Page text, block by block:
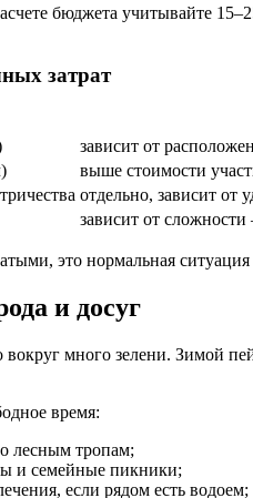
бюджета учитывайте
затрат
зависит от
выше стоимости
отдельно, зависит от
зависит от
это нормальная
и досуг
вокруг много зелени. Зимой
время:
лесным тропам;
и семейные пикники;
если рядом есть водоем;